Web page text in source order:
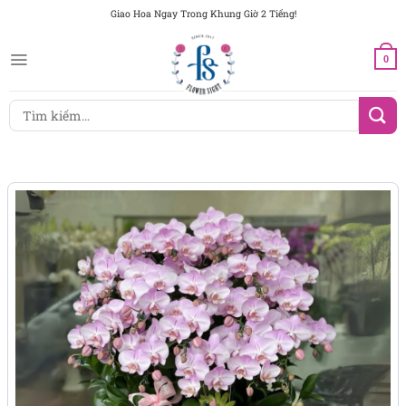
dung
Giao Hoa Ngay Trong Khung Giờ 2 Tiếng!
0
Tìm
kiếm: